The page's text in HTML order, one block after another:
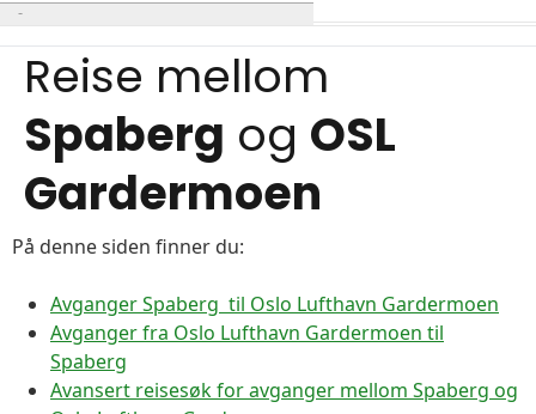
Reise mellom
Spaberg og OSL
Gardermoen
På denne siden finner du:
Avganger Spaberg til Oslo Lufthavn Gardermoen
Avganger fra Oslo Lufthavn Gardermoen til
Spaberg
Avansert reisesøk for avganger mellom Spaberg og